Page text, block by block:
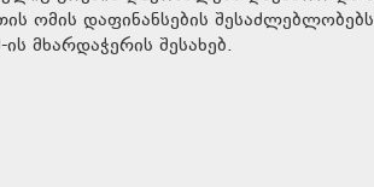
ომის დაფინანსების
მხარდაჭერის შესახებ.